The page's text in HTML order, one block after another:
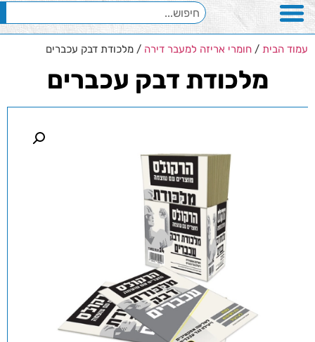
עמוד הבית / חומרי אריזה למעבר דירה / מלכודת דבק עכברים
מלכודת דבק עכברים